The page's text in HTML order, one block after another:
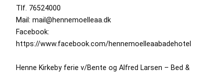
Tlf. 76524000
Mail: mail@hennemoelleaa.dk
Facebook:
https://www.facebook.com/hennemoelleaabadehotel
Henne Kirkeby ferie v/Bente og Alfred Larsen – Bed &